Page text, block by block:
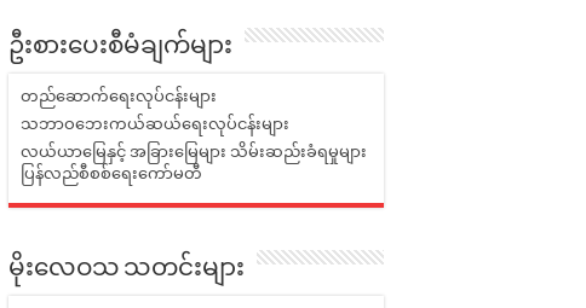
ဦးစားပေးစီမံချက်များ
တည်ဆောက်ရေးလုပ်ငန်းများ
သဘာဝဘေးကယ်ဆယ်ရေးလုပ်ငန်းများ
လယ်ယာမြေနှင့် အခြားမြေများ သိမ်းဆည်းခံရမှုများ
ပြန်လည်စီစစ်ရေးကော်မတီ
မိုးလေဝသ သတင်းများ